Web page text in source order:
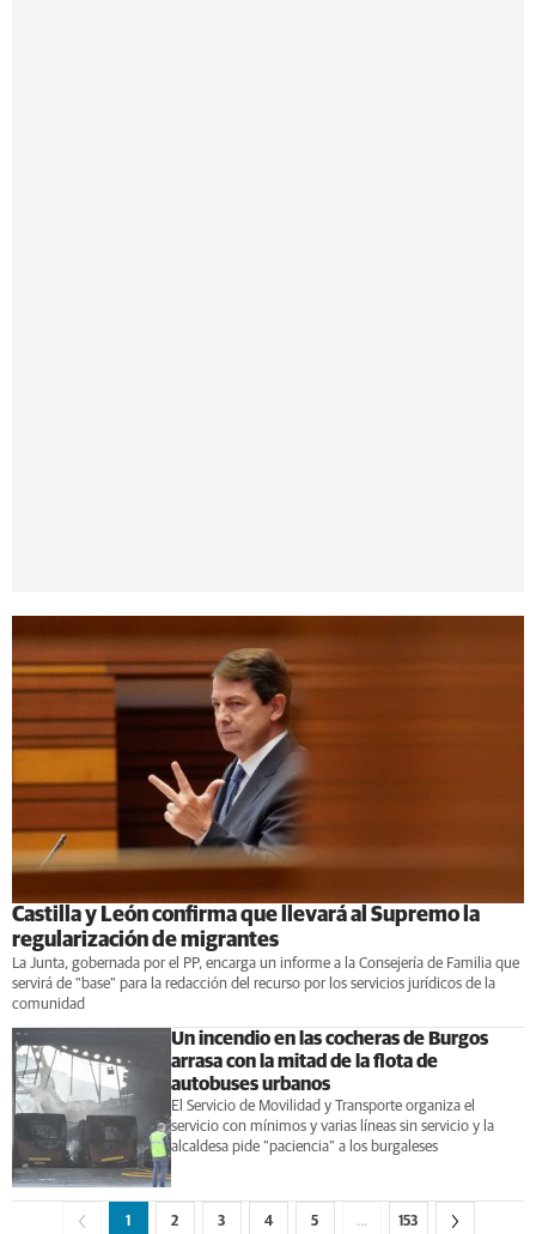
Castilla y León confirma que llevará al Supremo la
regularización de migrantes
La Junta, gobernada por el PP, encarga un informe a la Consejería de Familia que
servirá de "base" para la redacción del recurso por los servicios jurídicos de la
comunidad
Un incendio en las cocheras de Burgos
arrasa con la mitad de la flota de
autobuses urbanos
El Servicio de Movilidad y Transporte organiza el
servicio con mínimos y varias líneas sin servicio y la
alcaldesa pide "paciencia" a los burgaleses
1 2 3 4 5 … 153